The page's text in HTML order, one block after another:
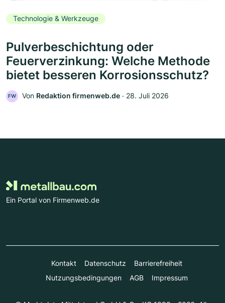
Technologie & Werkzeuge
Pulverbeschichtung oder
Feuerverzinkung: Welche Methode
bietet besseren Korrosionsschutz?
FW Von Redaktion firmenweb.de ‧ 28. Juli 2026
Ein Portal von Firmenweb.de
Kontakt Datenschutz
Barrierefreiheit
Nutzungsbedingungen
AGB Impressum